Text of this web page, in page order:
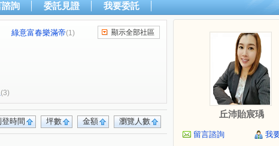
諮詢 委託見證 我要委託
綠意富春樂滿帝(1) 顯示全部社區
(3)
瀏覽人數
金額
坪數
登時間
丘沛貽宸瑀
留言諮詢
我